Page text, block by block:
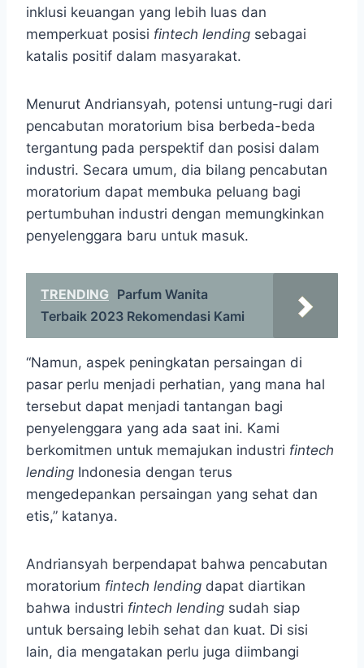
inklusi keuangan yang lebih luas dan
memperkuat posisi fintech lending sebagai
katalis positif dalam masyarakat.
Menurut Andriansyah, potensi untung-rugi dari
pencabutan moratorium bisa berbeda-beda
tergantung pada perspektif dan posisi dalam
industri. Secara umum, dia bilang pencabutan
moratorium dapat membuka peluang bagi
pertumbuhan industri dengan memungkinkan
penyelenggara baru untuk masuk.
TRENDING Parfum Wanita
Terbaik 2023 Rekomendasi Kami
“Namun, aspek peningkatan persaingan di
pasar perlu menjadi perhatian, yang mana hal
tersebut dapat menjadi tantangan bagi
penyelenggara yang ada saat ini. Kami
berkomitmen untuk memajukan industri fintech
lending Indonesia dengan terus
mengedepankan persaingan yang sehat dan
etis,” katanya.
Andriansyah berpendapat bahwa pencabutan
moratorium fintech lending dapat diartikan
bahwa industri fintech lending sudah siap
untuk bersaing lebih sehat dan kuat. Di sisi
lain, dia mengatakan perlu juga diimbangi